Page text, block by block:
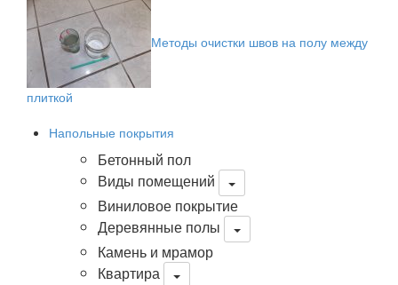
Методы очистки швов на полу между
плиткой
Напольные покрытия
Бетонный пол
Виды помещений
Виниловое покрытие
Деревянные полы
Камень и мрамор
Квартира